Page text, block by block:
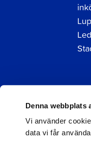
Denna webbplats
Vi använder
data vi får